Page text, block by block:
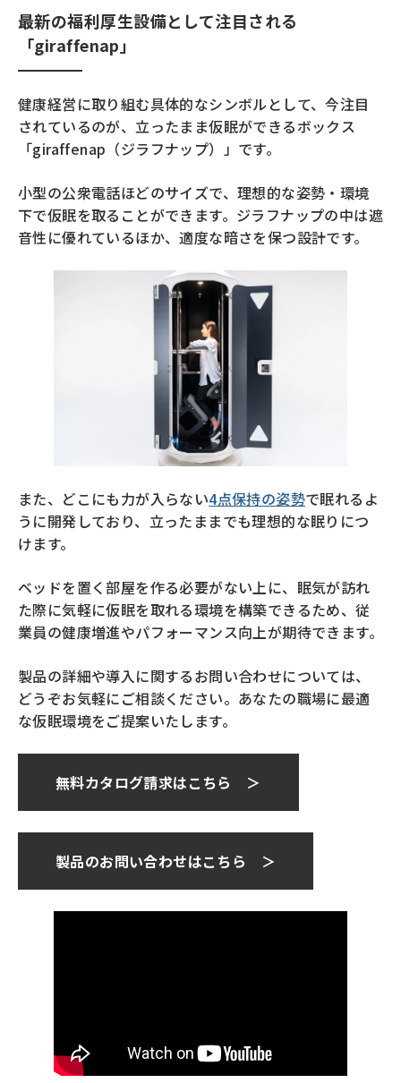
最新の福利厚生設備として注目される
「giraffenap」
健康経営に取り組む具体的なシンボルとして、今注目
されているのが、立ったまま仮眠ができるボックス
「giraffenap（ジラフナップ）」です。
小型の公衆電話ほどのサイズで、理想的な姿勢・環境
下で仮眠を取ることができます。ジラフナップの中は遮
音性に優れているほか、適度な暗さを保つ設計です。
また、どこにも力が入らない4点保持の姿勢で眠れるよ
うに開発しており、立ったままでも理想的な眠りにつ
けます。
ベッドを置く部屋を作る必要がない上に、眠気が訪れ
た際に気軽に仮眠を取れる環境を構築できるため、従
業員の健康増進やパフォーマンス向上が期待できます。
製品の詳細や導入に関するお問い合わせについては、
どうぞお気軽にご相談ください。あなたの職場に最適
な仮眠環境をご提案いたします。
無料カタログ請求はこちら ＞
製品のお問い合わせはこちら ＞